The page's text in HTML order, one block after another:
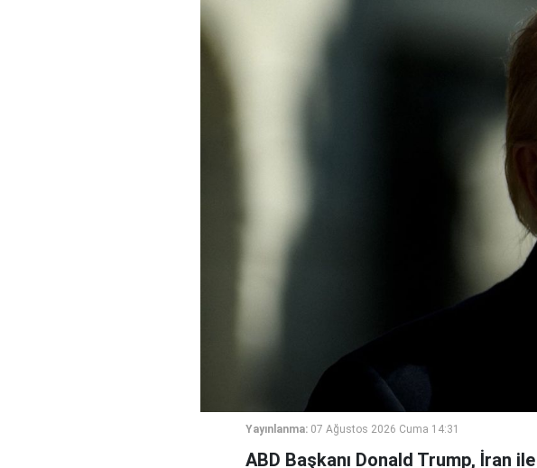
Yayınlanma: 07 Ağustos 2026 Cuma 14:31
ABD Başkanı Donald Trump, İran